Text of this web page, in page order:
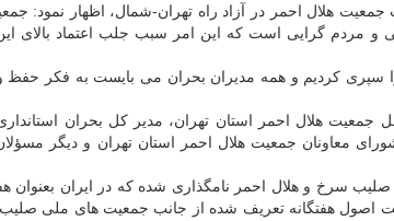
هلال احمر در آزاد راه تهران-شمال، اظهار نمود:
گرایی است که این امر سبب جلب اعتماد بالای این
سپری کردیم و همه مدیران بحران می بایست به فکر حفظ
جمعیت هلال احمر استان تهران، مدیر کل بحران
معاونان جمعیت هلال احمر استان تهران و دیگر
سرخ و هلال احمر نامگذاری شده که در ایران بعنوان
با رعایت اصول هفتگانه تعریف شده از جانب جمعیت های ملی